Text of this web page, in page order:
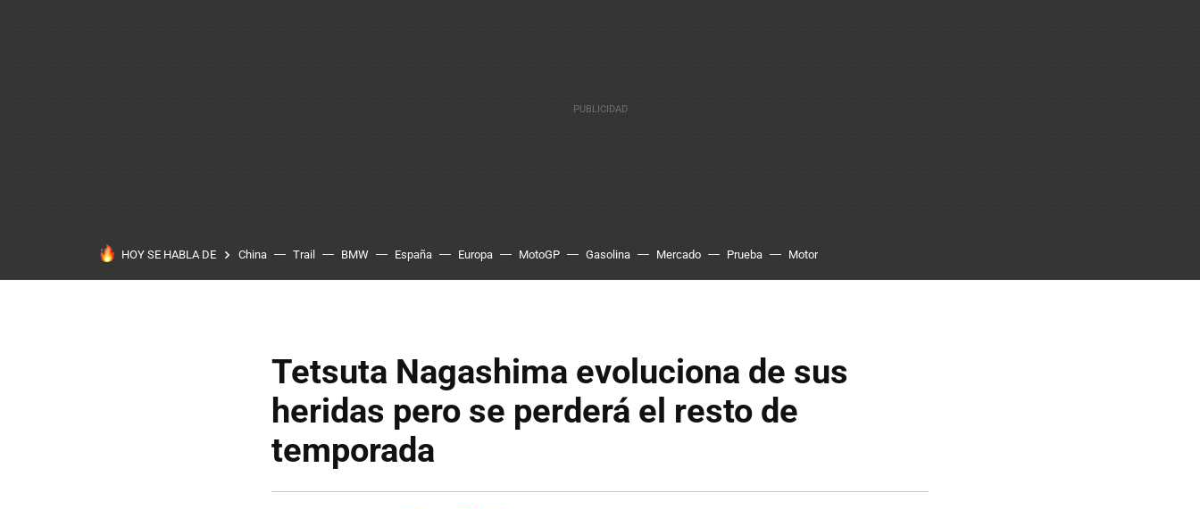
HOY SE HABLA DE China Trail BMW España Europa MotoGP Gasolina Mercado Prueba Motor
Tetsuta Nagashima evoluciona de sus
heridas pero se perderá el resto de
temporada